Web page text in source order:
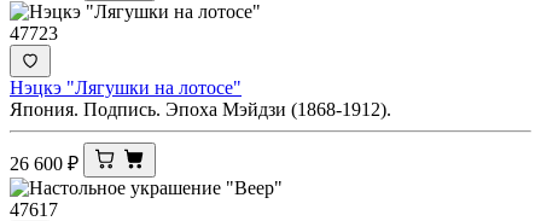
47723
Нэцкэ "Лягушки на лотосе"
Япония. Подпись. Эпоха Мэйдзи (1868-1912).
26 600 ₽
47617